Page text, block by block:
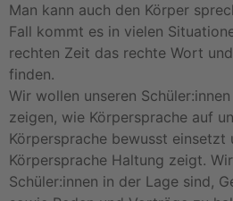
Man kann auch den Körper
Fall kommt es in vielen
rechten Zeit das rechte Wort
finden.
Wir wollen unseren
zeigen, wie Körpersprache auf
Körpersprache bewusst einsetzt
Körpersprache Haltung zeigt.
Schüler:innen in der Lage sind,